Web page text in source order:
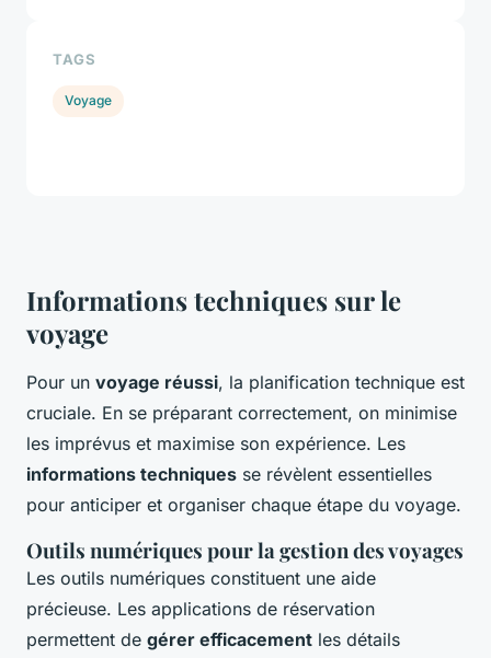
Informations techniques sur le
voyage
Pour un voyage réussi, la planification technique est
cruciale. En se préparant correctement, on minimise
les imprévus et maximise son expérience. Les
informations techniques se révèlent essentielles
pour anticiper et organiser chaque étape du voyage.
Outils numériques pour la gestion des voyages
Les outils numériques constituent une aide
précieuse. Les applications de réservation
permettent de gérer efficacement les détails
TAGS
Voyage